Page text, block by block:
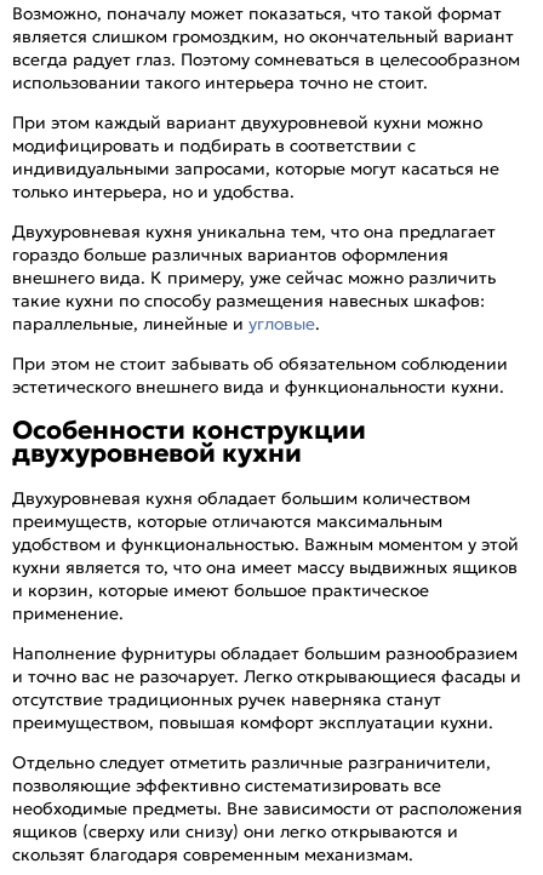
Возможно, поначалу может показаться, что такой формат
является слишком громоздким, но окончательный вариант
всегда радует глаз. Поэтому сомневаться в целесообразном
использовании такого интерьера точно не стоит.
При этом каждый вариант двухуровневой кухни можно
модифицировать и подбирать в соответствии с
индивидуальными запросами, которые могут касаться не
только интерьера, но и удобства.
Двухуровневая кухня уникальна тем, что она предлагает
гораздо больше различных вариантов оформления
внешнего вида. К примеру, уже сейчас можно различить
такие кухни по способу размещения навесных шкафов:
параллельные, линейные и угловые.
При этом не стоит забывать об обязательном соблюдении
эстетического внешнего вида и функциональности кухни.
Особенности конструкции
двухуровневой кухни
Двухуровневая кухня обладает большим количеством
преимуществ, которые отличаются максимальным
удобством и функциональностью. Важным моментом у этой
кухни является то, что она имеет массу выдвижных ящиков
и корзин, которые имеют большое практическое
применение.
Наполнение фурнитуры обладает большим разнообразием
и точно вас не разочарует. Легко открывающиеся фасады и
отсутствие традиционных ручек наверняка станут
преимуществом, повышая комфорт эксплуатации кухни.
Отдельно следует отметить различные разграничители,
позволяющие эффективно систематизировать все
необходимые предметы. Вне зависимости от расположения
ящиков (сверху или снизу) они легко открываются и
скользят благодаря современным механизмам.